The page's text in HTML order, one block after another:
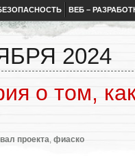
ВЕБ –
2024
о том,
проекта, фиаско